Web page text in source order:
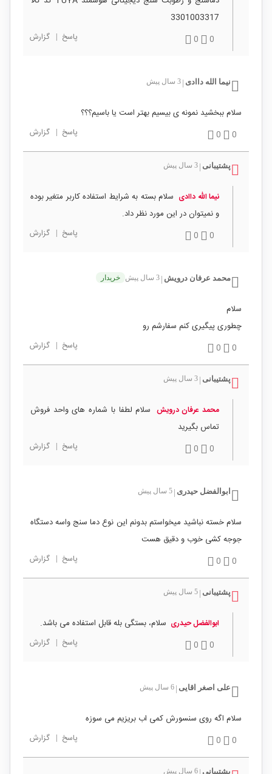
3301003317
0
0 پاسخ | گزارش
نیما الله داادی 3 سال پیش
سلام ببخشید نمونه ی بیسیم بهتر است یا باسیم؟؟؟
0
0 پاسخ | گزارش
پشتیبانی 3 سال پیش
نیما الله داادی سلام بسته به شرایط استفاده کاربر متغیر بوده
و نمیتوان در این مورد نظر داد.
0
0 پاسخ | گزارش
محمد عرفان درویش 3 سال پیش خریدار
سلام
چطوری پیگیری کنم سفارشم رو
0
0 پاسخ | گزارش
پشتیبانی 3 سال پیش
محمد عرفان درویش سلام لطفا با شماره های واحد فروش
تماس بگیرید
0
0 پاسخ | گزارش
ابوالفضل حیدری 5 سال پیش
سلام خسته نباشید میخواستم بدونم این نوع دما سنج واسه دستگاه
جوجه کشی خوب و دقیق هست
0
0 پاسخ | گزارش
پشتیبانی 5 سال پیش
ابوالفضل حیدری سلام، بستگی بله قابل استفاده می باشد.
0
0 پاسخ | گزارش
علی اصغر اقایی 6 سال پیش
سلام اگه روی سنسورش کمی اب بریزیم می سوزه
0
0 پاسخ | گزارش
پشتیبانی 6 سال پیش